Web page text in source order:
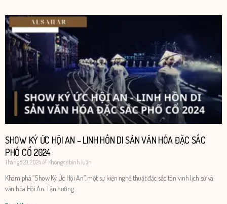
SHOW KÝ ỨC HỘI AN – LINH HỒN DI SẢN VĂN HÓA ĐẶC SẮC
PHỐ CỔ 2024
Tháng 8 29, 2024 Không có bình luận
Khám phá “Show Ký Ức Hội An”, một sự kiện nghệ thuật đặc sắc tôn vinh lịch sử và
văn hóa Hội An. Tận hưởng